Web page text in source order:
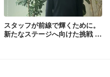
スタッフが前線で輝くために。
新たなステージへ向けた挑戦 #